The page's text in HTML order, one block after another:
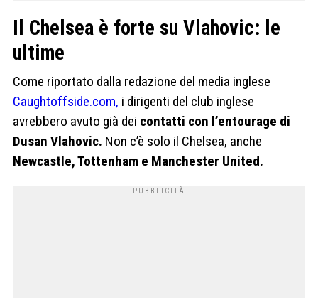
Il Chelsea è forte su Vlahovic: le
ultime
Come riportato dalla redazione del media inglese
Caughtoffside.com, i dirigenti del club inglese
avrebbero avuto già dei contatti con l’entourage di
Dusan Vlahovic. Non c’è solo il Chelsea, anche
Newcastle, Tottenham e Manchester United.